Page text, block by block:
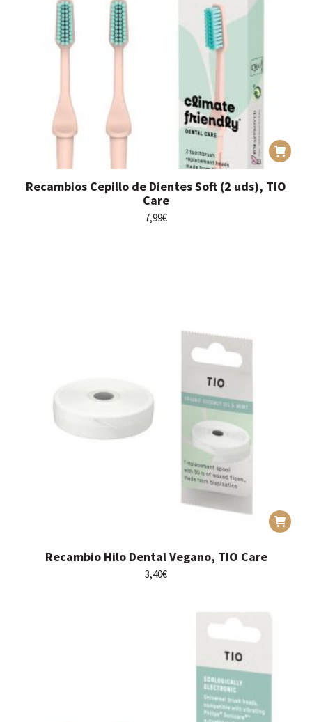
Recambios Cepillo de Dientes Soft (2 uds), TIO
Care
7,99€
Recambio Hilo Dental Vegano, TIO Care
3,40€